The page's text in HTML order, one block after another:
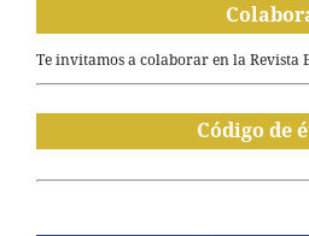
Te invitamos a colaborar en la Revista
Código de